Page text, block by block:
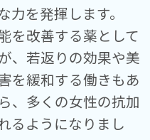
を発揮します。
を改善する薬として
、若返りの効果や美
を緩和する働きもあ
、多くの女性の抗加
るようになりまし